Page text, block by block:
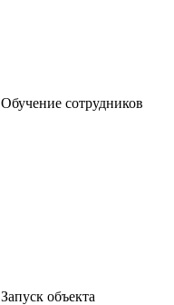
Обучение сотрудников
Запуск объекта